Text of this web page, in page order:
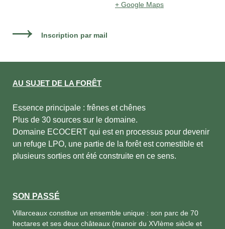
+ Google Maps
Inscription par mail
AU SUJET DE LA FORÊT
Essence principale : frênes et chênes
Plus de 30 sources sur le domaine.
Domaine ECOCERT qui est en processus pour devenir
un refuge LPO, une partie de la forêt est comestible et
plusieurs sorties ont été construite en ce sens.
SON PASSÉ
Villarceaux constitue un ensemble unique : son parc de 70
hectares et ses deux châteaux (manoir du XVIème siècle et